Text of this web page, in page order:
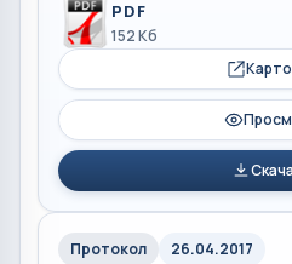
PDF
152 Кб
Протокол 26.04.2017